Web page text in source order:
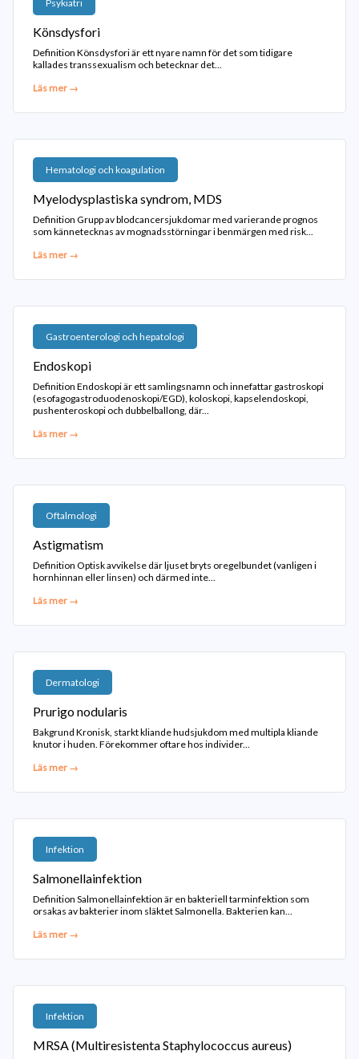
Psykiatri
Könsdysfori
Definition Könsdysfori är ett nyare namn för det som tidigare
kallades transsexualism och betecknar det...
Läs mer →
Hematologi och koagulation
Myelodysplastiska syndrom, MDS
Definition Grupp av blodcancersjukdomar med varierande prognos
som kännetecknas av mognadsstörningar i benmärgen med risk...
Läs mer →
Gastroenterologi och hepatologi
Endoskopi
Definition Endoskopi är ett samlingsnamn och innefattar gastroskopi
(esofagogastroduodenoskopi/EGD), koloskopi, kapselendoskopi,
pushenteroskopi och dubbelballong, där...
Läs mer →
Oftalmologi
Astigmatism
Definition Optisk avvikelse där ljuset bryts oregelbundet (vanligen i
hornhinnan eller linsen) och därmed inte...
Läs mer →
Dermatologi
Prurigo nodularis
Bakgrund Kronisk, starkt kliande hudsjukdom med multipla kliande
knutor i huden. Förekommer oftare hos individer...
Läs mer →
Infektion
Salmonellainfektion
Definition Salmonellainfektion är en bakteriell tarminfektion som
orsakas av bakterier inom släktet Salmonella. Bakterien kan...
Läs mer →
Infektion
MRSA (Multiresistenta Staphylococcus aureus)